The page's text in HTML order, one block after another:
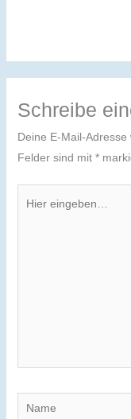
Schreibe
Deine E-Mail-Adresse
Felder sind mit *
Name